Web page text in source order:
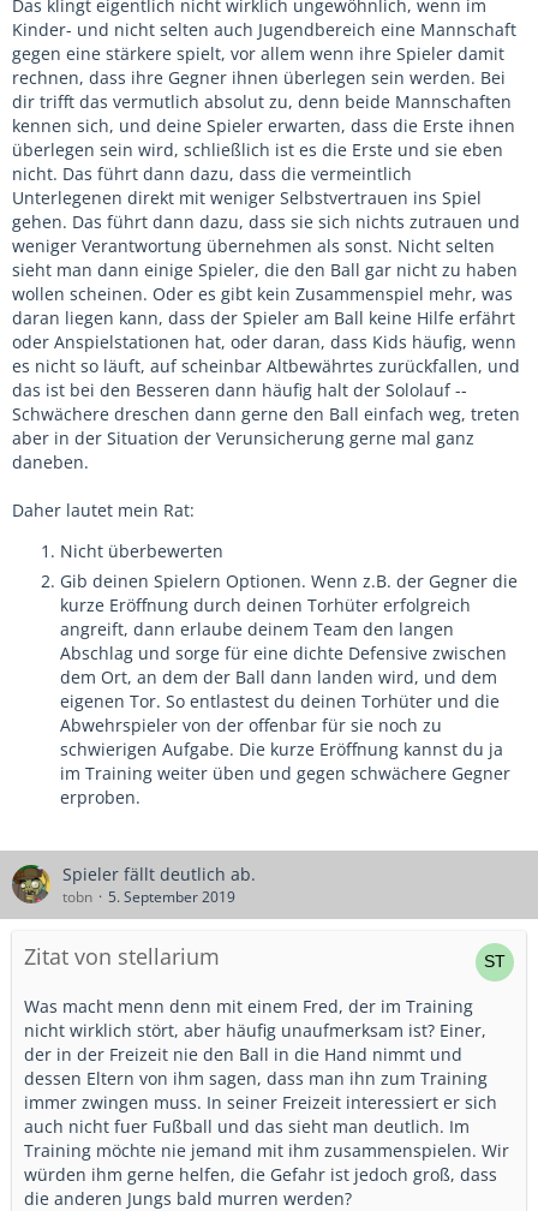
Der Gegner kam immer wieder mit mehreren Spielern vor
unser Tor uns konnte seine Torchancen rausspielen. Es war
als ob wir keine Abwehr hätten. Besonders die linke Seite
schien immer völlig offen zu sein. Ausgerechnet dort spielt
einer unser besten Abwehrspieler.
Wie wertet man so ein Spiel aus ?
Reicht ein gut gespielt und die anderen waren älter und
Körperlich stärker ?
Ich würde gerne die Kids fragen warum sie meinen das das
Spiel so gelaufen ist.
Leider kommt es gegen starke Mannschaften immer wieder
zu solchen Spielen. Der erste Reflex ist oft der TW ist schuld.
Weil er das 1;1 "verschuldet hat ". Beim Abstoß hat er einen
Gegenspieler angespielt , der dann direkt ein Tor gemacht
nicht dem Ball entgegen bewegt hat und das sich generell
dabei.
Das klingt eigentlich nicht wirklich ungewöhnlich, wenn im
Kinder- und nicht selten auch Jugendbereich eine Mannschaft
gegen eine stärkere spielt, vor allem wenn ihre Spieler damit
rechnen, dass ihre Gegner ihnen überlegen sein werden. Bei
dir trifft das vermutlich absolut zu, denn beide Mannschaften
kennen sich, und deine Spieler erwarten, dass die Erste ihnen
überlegen sein wird, schließlich ist es die Erste und sie eben
nicht. Das führt dann dazu, dass die vermeintlich
Unterlegenen direkt mit weniger Selbstvertrauen ins Spiel
gehen. Das führt dann dazu, dass sie sich nichts zutrauen und
weniger Verantwortung übernehmen als sonst. Nicht selten
sieht man dann einige Spieler, die den Ball gar nicht zu haben
wollen scheinen. Oder es gibt kein Zusammenspiel mehr, was
daran liegen kann, dass der Spieler am Ball keine Hilfe erfährt
oder Anspielstationen hat, oder daran, dass Kids häufig, wenn
es nicht so läuft, auf scheinbar Altbewährtes zurückfallen, und
das ist bei den Besseren dann häufig halt der Sololauf --
Schwächere dreschen dann gerne den Ball einfach weg, treten
aber in der Situation der Verunsicherung gerne mal ganz
daneben.
Daher lautet mein Rat:
Nicht überbewerten
Gib deinen Spielern Optionen. Wenn z.B. der Gegner die
kurze Eröffnung durch deinen Torhüter erfolgreich
angreift, dann erlaube deinem Team den langen
Abschlag und sorge für eine dichte Defensive zwischen
dem Ort, an dem der Ball dann landen wird, und dem
eigenen Tor. So entlastest du deinen Torhüter und die
Abwehrspieler von der offenbar für sie noch zu
schwierigen Aufgabe. Die kurze Eröffnung kannst du ja
im Training weiter üben und gegen schwächere Gegner
erproben.
Spieler fällt deutlich ab.
tobn 5. September 2019
Zitat von stellarium
Was macht menn denn mit einem Fred, der im Training
nicht wirklich stört, aber häufig unaufmerksam ist? Einer,
der in der Freizeit nie den Ball in die Hand nimmt und
dessen Eltern von ihm sagen, dass man ihn zum Training
immer zwingen muss. In seiner Freizeit interessiert er sich
auch nicht fuer Fußball und das sieht man deutlich. Im
Training möchte nie jemand mit ihm zusammenspielen. Wir
würden ihm gerne helfen, die Gefahr ist jedoch groß, dass
die anderen Jungs bald murren werden?